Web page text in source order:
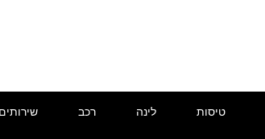
טיסות לינה רכב